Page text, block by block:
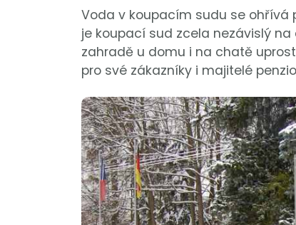
Voda v koupacím sudu se ohřívá
je koupací sud zcela nezávislý
zahradě u domu i na chatě
pro své zákazníky i majitelé